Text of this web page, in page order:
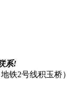
系!
铁2号线积玉桥）